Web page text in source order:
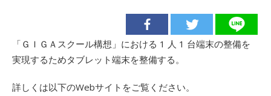
「ＧＩＧＡスクール構想」における 1 人 1 台端末の整備を
実現するためタブレット端末を整備する。
詳しくは以下のWebサイトをご覧ください。